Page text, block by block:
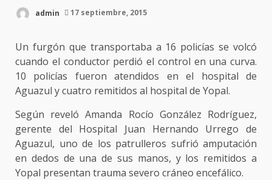
admin 17 septiembre, 2015
Un furgón que transportaba a 16 policías se volcó
cuando el conductor perdió el control en una curva.
10 policías fueron atendidos en el hospital de
Aguazul y cuatro remitidos al hospital de Yopal.
Según reveló Amanda Rocío González Rodríguez,
gerente del Hospital Juan Hernando Urrego de
Aguazul, uno de los patrulleros sufrió amputación
en dedos de una de sus manos, y los remitidos a
Yopal presentan trauma severo cráneo encefálico.